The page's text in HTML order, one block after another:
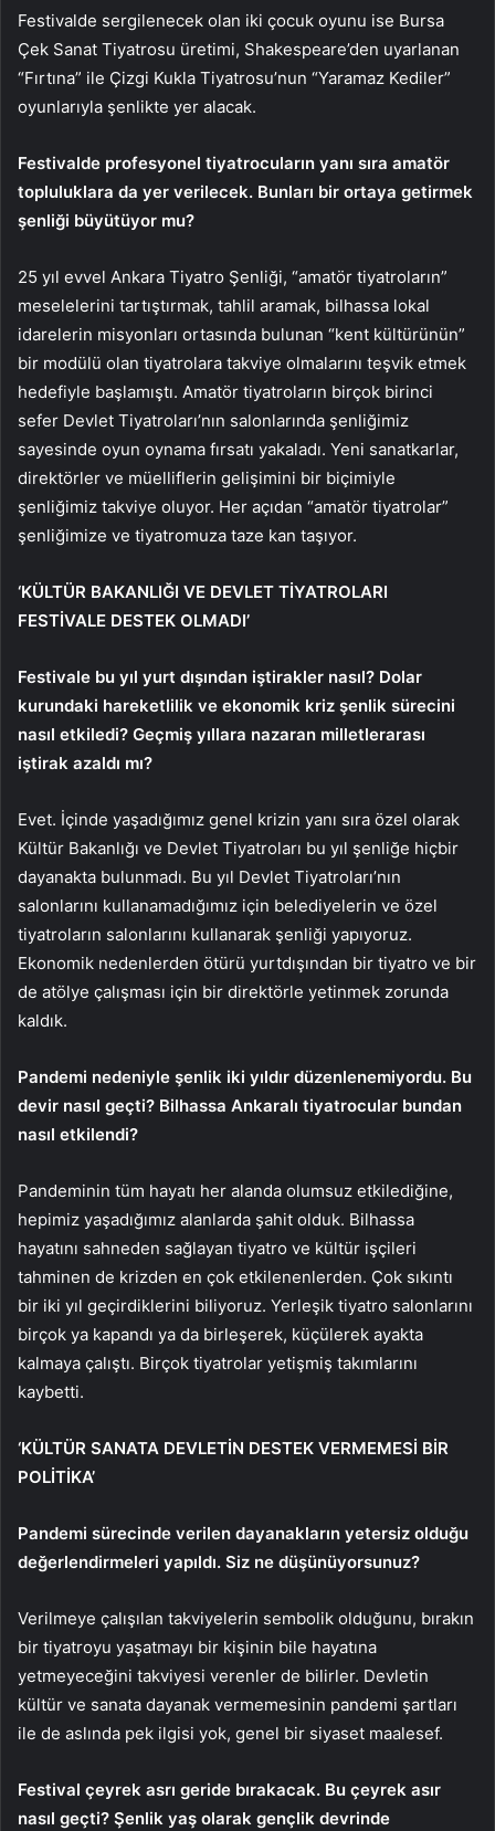
Festivalde sergilenecek olan iki çocuk oyunu ise Bursa
Çek Sanat Tiyatrosu üretimi, Shakespeare’den uyarlanan
“Fırtına” ile Çizgi Kukla Tiyatrosu’nun “Yaramaz Kediler”
oyunlarıyla şenlikte yer alacak.
Festivalde profesyonel tiyatrocuların yanı sıra amatör
topluluklara da yer verilecek. Bunları bir ortaya getirmek
şenliği büyütüyor mu?
25 yıl evvel Ankara Tiyatro Şenliği, “amatör tiyatroların”
meselelerini tartıştırmak, tahlil aramak, bilhassa lokal
idarelerin misyonları ortasında bulunan “kent kültürünün”
bir modülü olan tiyatrolara takviye olmalarını teşvik etmek
hedefiyle başlamıştı. Amatör tiyatroların birçok birinci
sefer Devlet Tiyatroları’nın salonlarında şenliğimiz
sayesinde oyun oynama fırsatı yakaladı. Yeni sanatkarlar,
direktörler ve müelliflerin gelişimini bir biçimiyle
şenliğimiz takviye oluyor. Her açıdan “amatör tiyatrolar”
şenliğimize ve tiyatromuza taze kan taşıyor.
‘KÜLTÜR BAKANLIĞI VE DEVLET TİYATROLARI
FESTİVALE DESTEK OLMADI’
Festivale bu yıl yurt dışından iştirakler nasıl? Dolar
kurundaki hareketlilik ve ekonomik kriz şenlik sürecini
nasıl etkiledi? Geçmiş yıllara nazaran milletlerarası
iştirak azaldı mı?
Evet. İçinde yaşadığımız genel krizin yanı sıra özel olarak
Kültür Bakanlığı ve Devlet Tiyatroları bu yıl şenliğe hiçbir
dayanakta bulunmadı. Bu yıl Devlet Tiyatroları’nın
salonlarını kullanamadığımız için belediyelerin ve özel
tiyatroların salonlarını kullanarak şenliği yapıyoruz.
Ekonomik nedenlerden ötürü yurtdışından bir tiyatro ve bir
de atölye çalışması için bir direktörle yetinmek zorunda
kaldık.
Pandemi nedeniyle şenlik iki yıldır düzenlenemiyordu. Bu
devir nasıl geçti? Bilhassa Ankaralı tiyatrocular bundan
nasıl etkilendi?
Pandeminin tüm hayatı her alanda olumsuz etkilediğine,
hepimiz yaşadığımız alanlarda şahit olduk. Bilhassa
hayatını sahneden sağlayan tiyatro ve kültür işçileri
tahminen de krizden en çok etkilenenlerden. Çok sıkıntı
bir iki yıl geçirdiklerini biliyoruz. Yerleşik tiyatro salonlarını
birçok ya kapandı ya da birleşerek, küçülerek ayakta
kalmaya çalıştı. Birçok tiyatrolar yetişmiş takımlarını
kaybetti.
‘KÜLTÜR SANATA DEVLETİN DESTEK VERMEMESİ BİR
POLİTİKA’
Pandemi sürecinde verilen dayanakların yetersiz olduğu
değerlendirmeleri yapıldı. Siz ne düşünüyorsunuz?
Verilmeye çalışılan takviyelerin sembolik olduğunu, bırakın
bir tiyatroyu yaşatmayı bir kişinin bile hayatına
yetmeyeceğini takviyesi verenler de bilirler. Devletin
kültür ve sanata dayanak vermemesinin pandemi şartları
ile de aslında pek ilgisi yok, genel bir siyaset maalesef.
Festival çeyrek asrı geride bırakacak. Bu çeyrek asır
nasıl geçti? Şenlik yaş olarak gençlik devrinde